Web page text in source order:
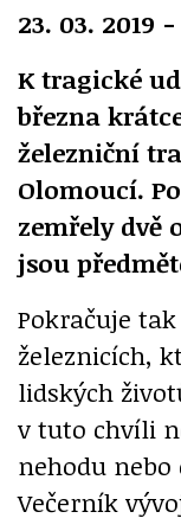
23. 03. 2019
K tragické
března
železniční
Olomoucí.
zemřely dvě
jsou
Pokračuje
železnicích,
lidských
v tuto chvíli
nehodu nebo
Večerník